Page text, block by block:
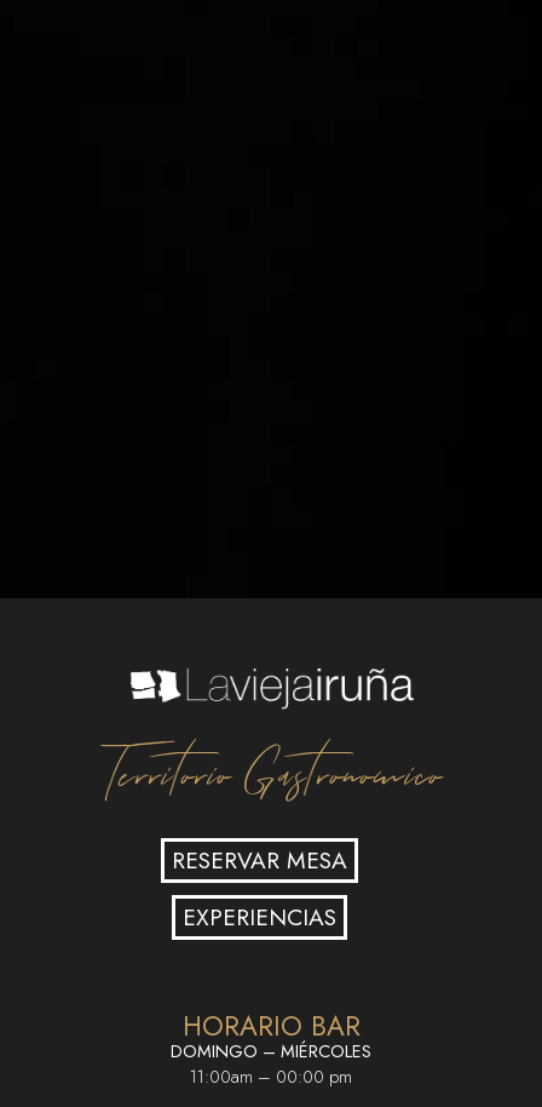
Territorio Gastronomico
RESERVAR MESA
EXPERIENCIAS
HORARIO BAR
DOMINGO – MIÉRCOLES
11:00am – 00:00 pm